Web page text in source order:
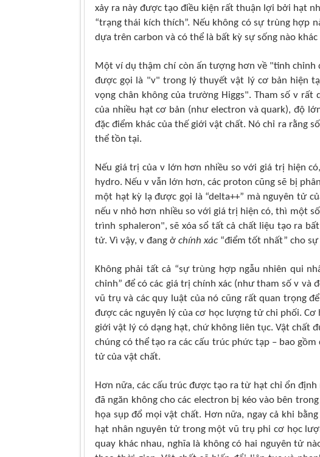
xảy ra này được tạo điều kiện rất thuận lợi bởi hạt
“trạng thái kích thích”. Nếu không có sự trùng hợp
dựa trên carbon và có thể là bất kỳ sự sống nào
Một ví dụ thậm chí còn ấn tượng hơn về "tinh chỉnh
được gọi là "v" trong lý thuyết vật lý cơ bản hiện
vọng chân không của trường Higgs". Tham số v
của nhiều hạt cơ bản (như electron và quark), độ
đặc điểm khác của thế giới vật chất. Nó chỉ ra rằng
thể tồn tại.
Nếu giá trị của v lớn hơn nhiều so với giá trị hiện
hydro. Nếu v vẫn lớn hơn, các proton cũng sẽ bị
một hạt kỳ lạ được gọi là “delta++” mà nguyên tử
nếu v nhỏ hơn nhiều so với giá trị hiện có, thì một
trình sphaleron", sẽ xóa sổ tất cả chất liệu tạo ra
tử. Vì vậy, v đang ở chính xác “điểm tốt nhất” cho sự
Không phải tất cả “sự trùng hợp ngẫu nhiên qui
chỉnh” để có các giá trị chính xác (như tham số v
vũ trụ và các quy luật của nó cũng rất quan trọng
được các nguyên lý của cơ học lượng tử chi phối.Cơ
giới vật lý có dạng hạt, chứ không liên tục. Vật chất
chúng có thể tạo ra các cấu trúc phức tạp – bao
tử của vật chất.
Hơn nữa, các cấu trúc được tạo ra từ hạt chỉ ổn
đã ngăn không cho các electron bị kéo vào bên
họa sụp đổ mọi vật chất. Hơn nữa, ngay cả khi
hạt nhân nguyên tử trong một vũ trụ phi cơ học
quay khác nhau, nghĩa là không có hai nguyên tử